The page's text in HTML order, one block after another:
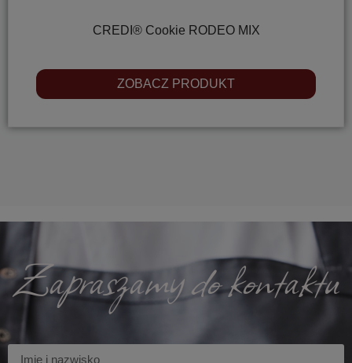
CREDI® Cookie RODEO MIX
ZOBACZ PRODUKT
Zapraszamy do kontaktu
Imię